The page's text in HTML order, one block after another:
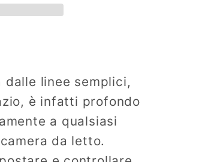
dalle linee semplici,
è infatti profondo
a qualsiasi
da letto.